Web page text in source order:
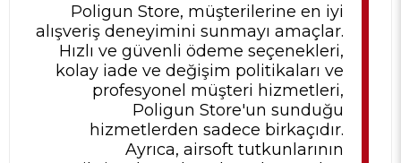
Poligun Store, müşterilerine en iyi
alışveriş deneyimini sunmayı amaçlar.
Hızlı ve güvenli ödeme seçenekleri,
kolay iade ve değişim politikaları ve
profesyonel müşteri hizmetleri,
Poligun Store'un sunduğu
hizmetlerden sadece birkaçıdır.
Ayrıca, airsoft tutkunlarının